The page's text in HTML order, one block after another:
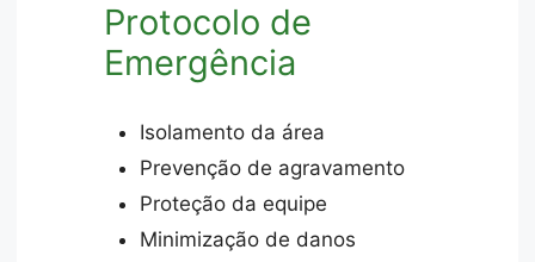
Protocolo de
Emergência
Isolamento da área
Prevenção de agravamento
Proteção da equipe
Minimização de danos